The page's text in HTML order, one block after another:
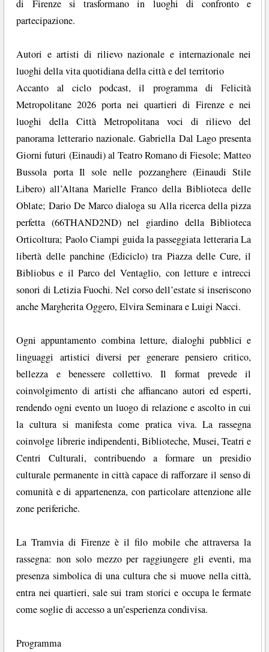
di Firenze si trasformano in luoghi di confronto e
partecipazione.
Autori e artisti di rilievo nazionale e internazionale nei
luoghi della vita quotidiana della città e del territorio
Accanto al ciclo podcast, il programma di Felicità
Metropolitane 2026 porta nei quartieri di Firenze e nei
luoghi della Città Metropolitana voci di rilievo del
panorama letterario nazionale. Gabriella Dal Lago presenta
Giorni futuri (Einaudi) al Teatro Romano di Fiesole; Matteo
Bussola porta Il sole nelle pozzanghere (Einaudi Stile
Libero) all’Altana Marielle Franco della Biblioteca delle
Oblate; Dario De Marco dialoga su Alla ricerca della pizza
perfetta (66THAND2ND) nel giardino della Biblioteca
Orticoltura; Paolo Ciampi guida la passeggiata letteraria La
libertà delle panchine (Ediciclo) tra Piazza delle Cure, il
Bibliobus e il Parco del Ventaglio, con letture e intrecci
sonori di Letizia Fuochi. Nel corso dell’estate si inseriscono
anche Margherita Oggero, Elvira Seminara e Luigi Nacci.
Ogni appuntamento combina letture, dialoghi pubblici e
linguaggi artistici diversi per generare pensiero critico,
bellezza e benessere collettivo. Il format prevede il
coinvolgimento di artisti che affiancano autori ed esperti,
rendendo ogni evento un luogo di relazione e ascolto in cui
la cultura si manifesta come pratica viva. La rassegna
coinvolge librerie indipendenti, Biblioteche, Musei, Teatri e
Centri Culturali, contribuendo a formare un presidio
culturale permanente in città capace di rafforzare il senso di
comunità e di appartenenza, con particolare attenzione alle
zone periferiche.
La Tramvia di Firenze è il filo mobile che attraversa la
rassegna: non solo mezzo per raggiungere gli eventi, ma
presenza simbolica di una cultura che si muove nella città,
entra nei quartieri, sale sui tram storici e occupa le fermate
come soglie di accesso a un’esperienza condivisa.
Programma